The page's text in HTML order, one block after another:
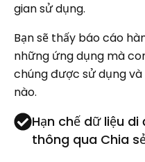
gian sử dụng.
Bạn sẽ thấy báo cáo
những ứng dụng mà
chúng được sử dụng
nào.
Hạn chế dữ liệu
thông qua Chia